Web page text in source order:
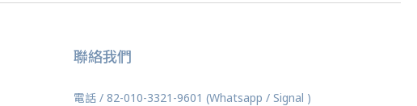
聯絡我們
電話 / 82-010-3321-9601 (Whatsapp / Signal )